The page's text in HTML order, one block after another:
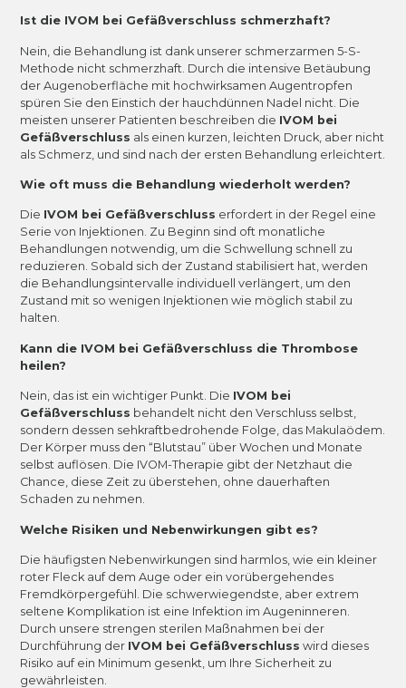
Ist die IVOM bei Gefäßverschluss schmerzhaft?
Nein, die Behandlung ist dank unserer schmerzarmen 5-S-
Methode nicht schmerzhaft. Durch die intensive Betäubung
der Augenoberfläche mit hochwirksamen Augentropfen
spüren Sie den Einstich der hauchdünnen Nadel nicht. Die
meisten unserer Patienten beschreiben die IVOM bei
Gefäßverschluss als einen kurzen, leichten Druck, aber nicht
als Schmerz, und sind nach der ersten Behandlung erleichtert.
Wie oft muss die Behandlung wiederholt werden?
Die IVOM bei Gefäßverschluss erfordert in der Regel eine
Serie von Injektionen. Zu Beginn sind oft monatliche
Behandlungen notwendig, um die Schwellung schnell zu
reduzieren. Sobald sich der Zustand stabilisiert hat, werden
die Behandlungsintervalle individuell verlängert, um den
Zustand mit so wenigen Injektionen wie möglich stabil zu
halten.
Kann die IVOM bei Gefäßverschluss die Thrombose
heilen?
Nein, das ist ein wichtiger Punkt. Die IVOM bei
Gefäßverschluss behandelt nicht den Verschluss selbst,
sondern dessen sehkraftbedrohende Folge, das Makulaödem.
Der Körper muss den “Blutstau” über Wochen und Monate
selbst auflösen. Die IVOM-Therapie gibt der Netzhaut die
Chance, diese Zeit zu überstehen, ohne dauerhaften
Schaden zu nehmen.
Welche Risiken und Nebenwirkungen gibt es?
Die häufigsten Nebenwirkungen sind harmlos, wie ein kleiner
roter Fleck auf dem Auge oder ein vorübergehendes
Fremdkörpergefühl. Die schwerwiegendste, aber extrem
seltene Komplikation ist eine Infektion im Augeninneren.
Durch unsere strengen sterilen Maßnahmen bei der
Durchführung der IVOM bei Gefäßverschluss wird dieses
Risiko auf ein Minimum gesenkt, um Ihre Sicherheit zu
gewährleisten.